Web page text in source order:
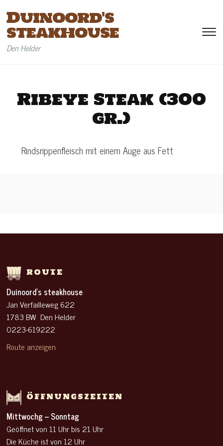
Duinoord's
steakhouse
Den Helder
Ribeye Steak (300
gr.)
Rindsrippenfleisch mit einem Auge aus Fett
ROUTE
Duinoord’s steakhouse
Jan Verfailleweg 622
1783 BW Den Helder
0223-619222
Route anzeigen
ÖFFNUNGSZEITEN
Mittwochg – Sonntag
Geöffnet von 11 Uhrbis 21 Uhr
Die Küche ist von 12 Uhr